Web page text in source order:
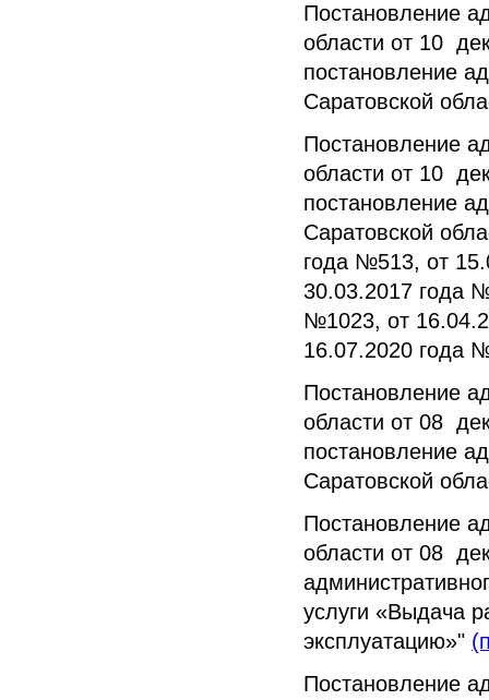
Постановление
области от 10
постановление
Саратовской
Постановление
области от 10
постановление
Саратовской
года №513, от
30.03.2017 года
№1023, от
16.07.2020 года
Постановление
области от 08
постановление
Саратовской
Постановление
области от 08
услуги «Выдача
эксплуатацию»"
Постановление